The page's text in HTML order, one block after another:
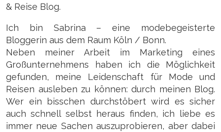
& Reise Blog.
Ich bin Sabrina – eine modebegeisterte
Bloggerin aus dem Raum Köln / Bonn.
Neben meiner Arbeit im Marketing eines
Großunternehmens haben ich die Möglichkeit
gefunden, meine Leidenschaft für Mode und
Reisen ausleben zu können: durch meinen Blog.
Wer ein bisschen durchstöbert wird es sicher
auch schnell selbst heraus finden, ich liebe es
immer neue Sachen auszuprobieren, aber dabei